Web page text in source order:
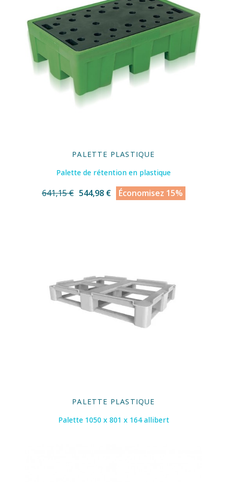
PALETTE PLASTIQUE
Palette de rétention en plastique
641,15 € 544,98 € Économisez 15%
PALETTE PLASTIQUE
Palette 1050 x 801 x 164 allibert